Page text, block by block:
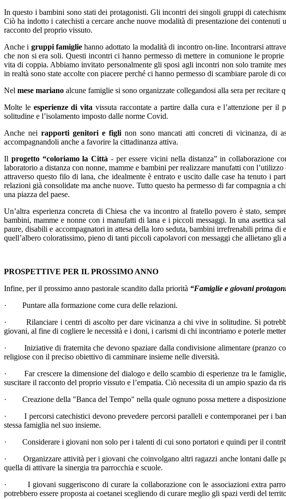
In questo i bambini sono stati dei protagonisti. Gli incontri dei singoli gruppi di
Ciò ha indotto i catechisti a cercare anche nuove modalità di presentazione dei
racconto del proprio vissuto.
Anche i gruppi famigliehanno adottato la modalità di incontro on-line. Incontrarsi
che non si era soli. Questi incontri ci hanno permesso di mettere in comunione le
vita di coppia. Abbiamo invitato personalmente gli sposi agli incontri non solo tramite
in realtà sono state accolte con piacere perché ci hanno permesso di scambiare parole
Nel mese mariano alcune famiglie si sono organizzate collegandosi alla sera per recitare
Molte le esperienze di vita vissuta raccontate a partire dalla cura e l’attenzione per
solitudine e l’isolamento imposto dalle norme Covid.
Anche nei rapporti genitori e figlinon sono mancati atti concreti di vicinanza, di
accompagnandoli anche a favorire la cittadinanza attiva.
Il progetto “coloriamo la Città - per essere vicini nella distanza” in collaborazione
laboratorio a distanza con nonne, mamme e bambini per realizzare manufatti con
attraverso questo filo di lana, che idealmente è entrato e uscito dalle case ha tenuto i
relazioni già consolidate ma anche nuove. Tutto questo ha permesso di far compagnia
una piazza del paese.
Un’altra esperienza concreta di Chiesa che va incontro al fratello povero è stato,
bambini, mamme e nonne con i manufatti di lana e i piccoli messaggi. In una asettica
paure, disabili e accompagnatori in attesa della loro seduta, bambini irrefrenabili prima
quell’albero coloratissimo, pieno di tanti piccoli capolavori con messaggi che allietano gli
PROSPETTIVE PER IL PROSSIMO ANNO
Infine, per il prossimo anno pastorale scandito dalla priorità “Famiglie e giovani
· Puntare alla formazione come cura delle relazioni.
· Rilanciare i centri di ascolto per dare vicinanza a chi vive in solitudine. Si
giovani, al fine di cogliere le necessità e i doni, i carismi di chi incontriamo e poterle
· Iniziative di fraternita che devono spaziare dalla condivisione alimentare (pranzo
religiose con il preciso obiettivo di camminare insieme nelle diversità.
·Far crescere la dimensione del dialogo e dello scambio di esperienze tra le
suscitare il racconto del proprio vissuto e l’empatia. Ciò necessita di un ampio spazio da
· Creazione della "Banca del Tempo" nella quale ognuno possa mettere a
·I percorsi catechistici devono prevedere percorsi paralleli e contemporanei per i
stessa famiglia nel suo insieme.
· Considerare i giovani non solo per i talenti di cui sono portatori e quindi per il
· Organizzare attività per i giovani che coinvolgano altri ragazzi anche lontani dalle
quella di attivare la sinergia tra parrocchia e scuole.
· I giovani suggeriscono di curare la collaborazione con le associazioni extra
potrebbero essere proposta ai coetanei scegliendo di curare meglio gli spazi verdi del